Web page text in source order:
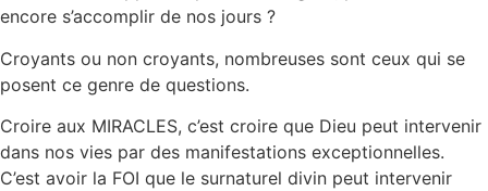
encore s’accomplir de nos jours ?
Croyants ou non croyants, nombreuses sont ceux qui se
posent ce genre de questions.
Croire aux MIRACLES, c’est croire que Dieu peut intervenir
dans nos vies par des manifestations exceptionnelles.
C’est avoir la FOI que le surnaturel divin peut intervenir